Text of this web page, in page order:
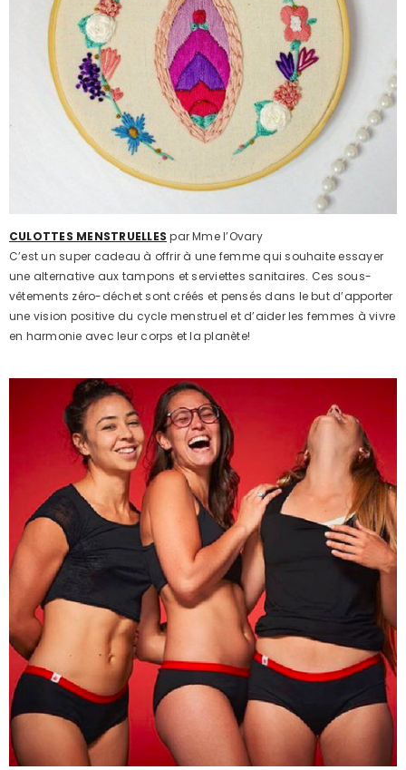
CULOTTES MENSTRUELLES par Mme l’Ovary
C’est un super cadeau à offrir à une femme qui souhaite essayer
une alternative aux tampons et serviettes sanitaires. Ces sous-
vêtements zéro-déchet sont créés et pensés dans le but d’apporter
une vision positive du cycle menstruel et d’aider les femmes à vivre
en harmonie avec leur corps et la planète!